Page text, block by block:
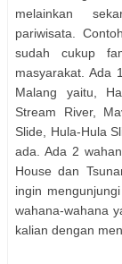
melainkan
pariwisata.
sudah cukup
masyarakat. Ada
Malang yaitu,
Stream River,
Slide, Hula-Hula
ada. Ada 2
House dan
ingin
wahana-wahana
kalian dengan